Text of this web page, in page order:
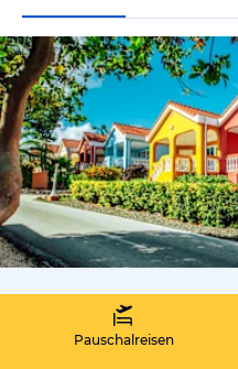
Pauschalreisen